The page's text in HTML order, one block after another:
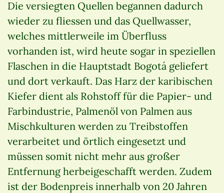
Die versiegten Quellen begannen dadurch
wieder zu fliessen und das Quellwasser,
welches mittlerweile im Überfluss
vorhanden ist, wird heute sogar in speziellen
Flaschen in die Hauptstadt Bogotá geliefert
und dort verkauft. Das Harz der karibischen
Kiefer dient als Rohstoff für die Papier- und
Farbindustrie, Palmenöl von Palmen aus
Mischkulturen werden zu Treibstoffen
verarbeitet und örtlich eingesetzt und
müssen somit nicht mehr aus großer
Entfernung herbeigeschafft werden. Zudem
ist der Bodenpreis innerhalb von 20 Jahren